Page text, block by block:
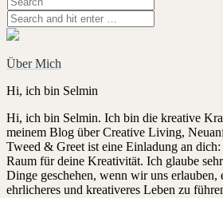
Über Mich
Hi, ich bin Selmin
Hi, ich bin Selmin. Ich bin die kreative
meinem Blog über Creative Living,
Tweed & Greet ist eine Einladung an
Raum für deine Kreativität. Ich glaube
Dinge geschehen, wenn wir uns erlauben,
ehrlicheres und kreativeres Leben zu